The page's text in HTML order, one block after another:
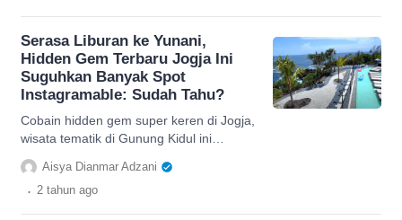
Serasa Liburan ke Yunani,
Hidden Gem Terbaru Jogja Ini
Suguhkan Banyak Spot
Instagramable: Sudah Tahu?
Cobain hidden gem super keren di Jogja,
wisata tematik di Gunung Kidul ini
ciptakan vibes ala negeri Yunani.
Aisya Dianmar Adzani
. 2 tahun ago